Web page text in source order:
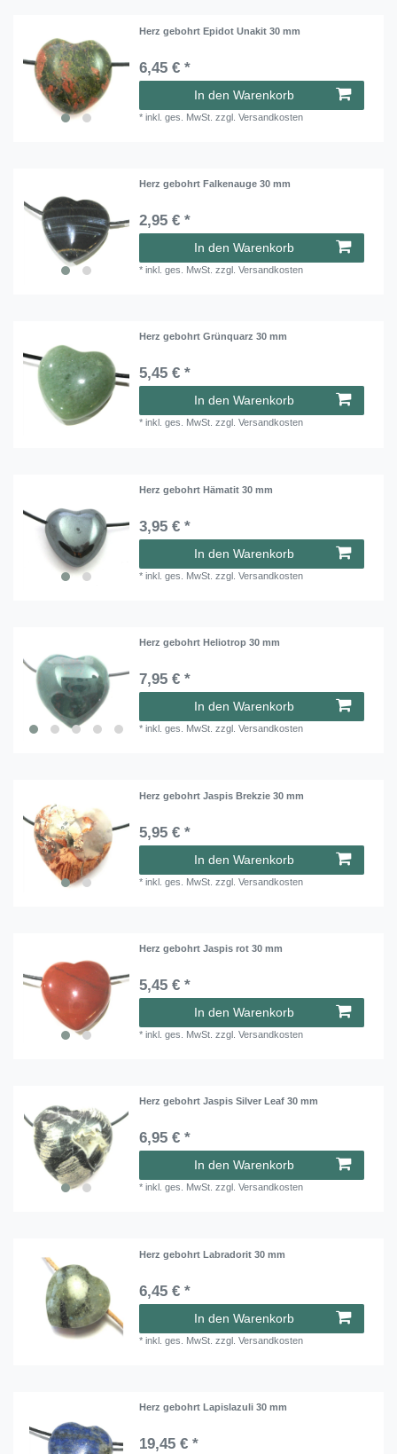
Herz gebohrt Epidot Unakit 30 mm
6,45 € *
In den Warenkorb
*inkl. ges. MwSt. zzgl.Versandkosten
Herz gebohrt Falkenauge 30 mm
2,95 € *
In den Warenkorb
*inkl. ges. MwSt. zzgl.Versandkosten
Herz gebohrt Grünquarz 30 mm
5,45 € *
In den Warenkorb
*inkl. ges. MwSt. zzgl.Versandkosten
Herz gebohrt Hämatit 30 mm
3,95 € *
In den Warenkorb
*inkl. ges. MwSt. zzgl.Versandkosten
Herz gebohrt Heliotrop 30 mm
7,95 € *
In den Warenkorb
*inkl. ges. MwSt. zzgl.Versandkosten
Herz gebohrt Jaspis Brekzie 30 mm
5,95 € *
In den Warenkorb
*inkl. ges. MwSt. zzgl.Versandkosten
Herz gebohrt Jaspis rot 30 mm
5,45 € *
In den Warenkorb
*inkl. ges. MwSt. zzgl.Versandkosten
Herz gebohrt Jaspis Silver Leaf 30 mm
6,95 € *
In den Warenkorb
*inkl. ges. MwSt. zzgl.Versandkosten
Herz gebohrt Labradorit 30 mm
6,45 € *
In den Warenkorb
*inkl. ges. MwSt. zzgl.Versandkosten
Herz gebohrt Lapislazuli 30 mm
19,45 € *